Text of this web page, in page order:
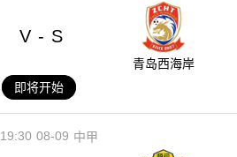
V - S
青岛西海岸
即将开始
08-09
19:30 中甲